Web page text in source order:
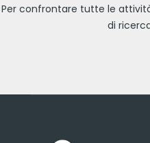
Per confrontare tutte le
di